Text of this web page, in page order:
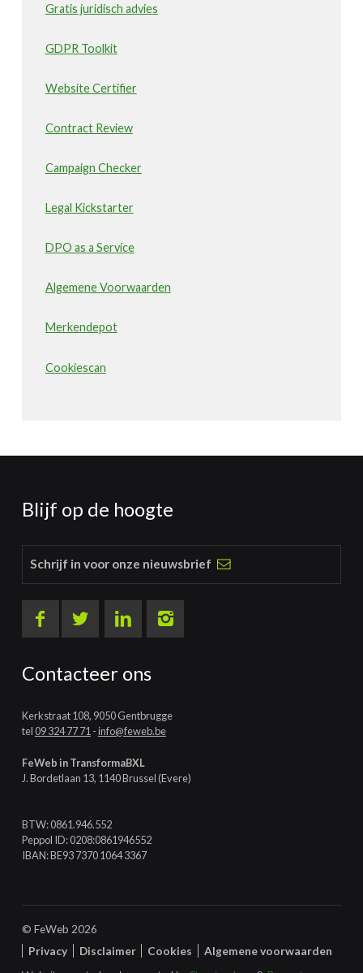
Gratis juridisch advies
GDPR Toolkit
Website Certifier
Contract Review
Campaign Checker
Legal Kickstarter
DPO as a Service
Algemene Voorwaarden
Merkendepot
Cookiescan
Blijf op de hoogte
Schrijf in voor onze nieuwsbrief
Contacteer ons
Kerkstraat 108, 9050 Gentbrugge
tel09 324 77 71-info@feweb.be
FeWeb in TransformaBXL
J. Bordetlaan 13, 1140 Brussel (Evere)
BTW: 0861.946.552
Peppol ID: 0208:0861946552
IBAN: BE93 7370 1064 3367
© FeWeb 2026
Privacy
Disclaimer Cookies
Algemene voorwaarden